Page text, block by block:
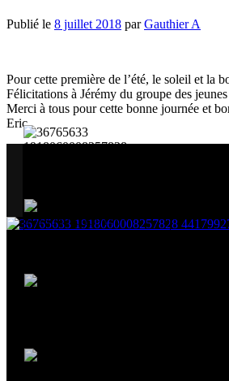
Publié le 8 juillet 2018 par Gauthier A
Pour cette première de l’été, le soleil et la
Félicitations à Jérémy du groupe des
Merci à tous pour cette bonne journée et
Eric